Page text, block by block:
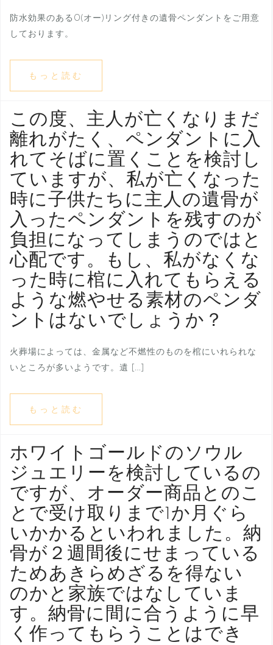
防水効果のあるO(オー)リング付きの遺骨ペンダントをご用意
しております。
もっと読む
この度、主人が亡くなりまだ
離れがたく、ペンダントに入
れてそばに置くことを検討し
ていますが、私が亡くなった
時に子供たちに主人の遺骨が
入ったペンダントを残すのが
負担になってしまうのではと
心配です。もし、私がなくな
った時に棺に入れてもらえる
ような燃やせる素材のペンダ
ントはないでしょうか？
火葬場によっては、金属など不燃性のものを棺にいれられな
いところが多いようです。遺 […]
もっと読む
ホワイトゴールドのソウル
ジュエリーを検討しているの
ですが、オーダー商品とのこ
とで受け取りまで1か月ぐら
いかかるといわれました。納
骨が２週間後にせまっている
ためあきらめざるを得ない
のかと家族ではなしていま
す。納骨に間に合うように早
く作ってもらうことはでき